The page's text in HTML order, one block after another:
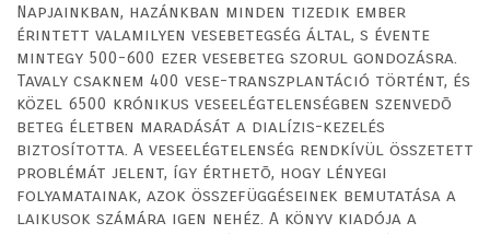
Napjainkban, hazánkban minden tizedik ember
érintett valamilyen vesebetegség által, s évente
mintegy 500-600 ezer vesebeteg szorul gondozásra.
Tavaly csaknem 400 vese-transzplantáció történt, és
közel 6500 krónikus veseelégtelenségben szenvedõ
beteg életben maradását a dialízis-kezelés
biztosította. A veseelégtelenség rendkívül összetett
problémát jelent, így érthetõ, hogy lényegi
folyamatainak, azok összefüggéseinek bemutatása a
laikusok számára igen nehéz. A könyv kiadója a